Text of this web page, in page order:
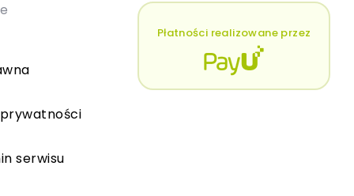
serwisu
Płatności realizowane przez